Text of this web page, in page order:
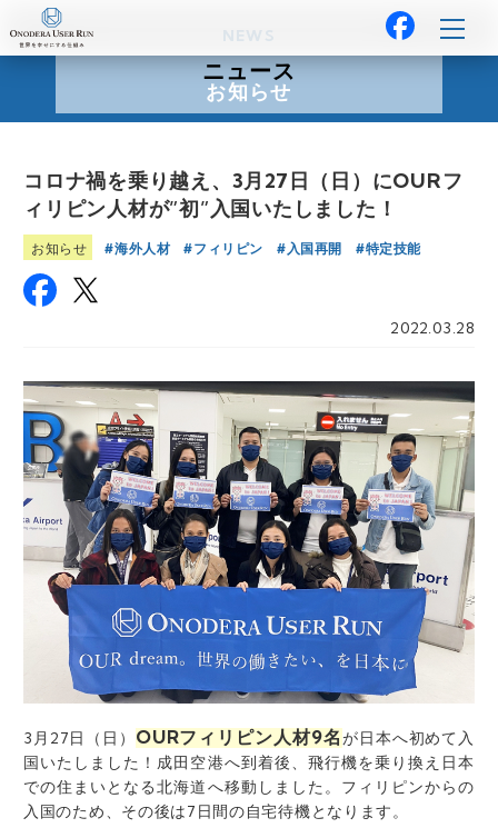
ニュース
お知らせ
コロナ禍を乗り越え、3月27日（日）にOURフ
ィリピン人材が”初”入国いたしました！
お知らせ 海外人材 フィリピン 入国再開 特定技能
2022.03.28
3月27日（日） OURフィリピン人材9名が日本へ初めて入
国いたしました！成田空港へ到着後、飛行機を乗り換え日本
での住まいとなる北海道へ移動しました。フィリピンからの
入国のため、その後は7日間の自宅待機となります。